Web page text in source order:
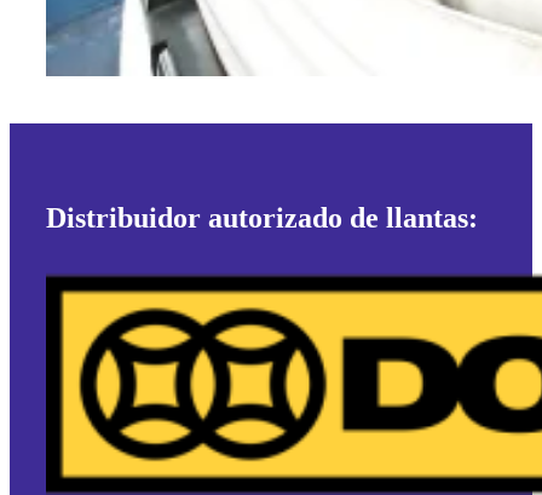
Distribuidor autorizado de llantas: